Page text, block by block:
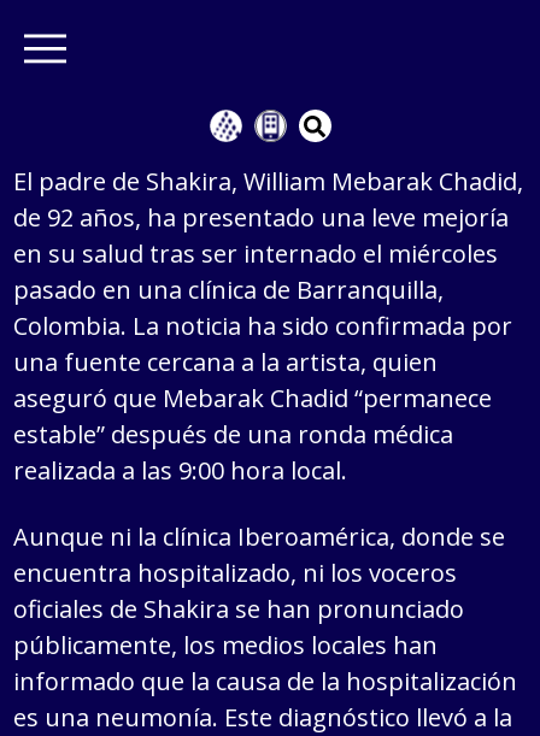
El padre de Shakira, William Mebarak Chadid,
de 92 años, ha presentado una leve mejoría
en su salud tras ser internado el miércoles
pasado en una clínica de Barranquilla,
Colombia. La noticia ha sido confirmada por
una fuente cercana a la artista, quien
aseguró que Mebarak Chadid “permanece
estable” después de una ronda médica
realizada a las 9:00 hora local.
Aunque ni la clínica Iberoamérica, donde se
encuentra hospitalizado, ni los voceros
oficiales de Shakira se han pronunciado
públicamente, los medios locales han
informado que la causa de la hospitalización
es una neumonía. Este diagnóstico llevó a la